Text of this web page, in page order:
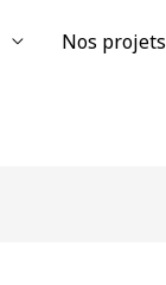
Nos projets